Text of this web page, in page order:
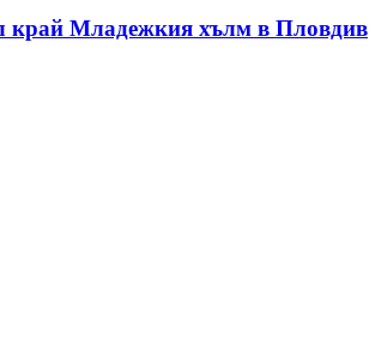
край Младежкия хълм в Пловдив